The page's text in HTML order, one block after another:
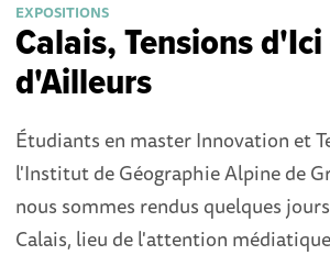
EXPOSITIONS
Calais, Tensions
d'Ailleurs
Étudiants en master Innovation et
l'Institut de Géographie Alpine de
nous sommes rendus quelques
Calais, lieu de l'attention